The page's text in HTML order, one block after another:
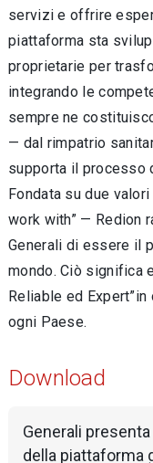
servizi e offrire
piattaforma sta
proprietarie per
integrando le
sempre ne
— dal rimpatrio
supporta il processo
Fondata su due
work with” — Redion
Generali di essere il
mondo. Ciò significa
Reliable ed
ogni Paese.
Download
Generali
della piattaforma